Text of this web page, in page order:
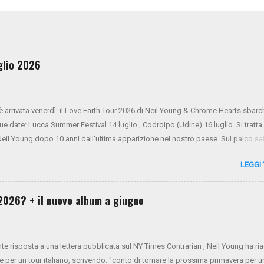
2026
arrivata venerdì: il Love Earth Tour 2026 di Neil Young & Chrome Hearts
date: Lucca Summer Festival 14 luglio , Codroipo (Udine) 16 luglio. Si tratta
Young dopo 10 anni dall'ultima apparizione nel nostro paese. Sul palco
LoGerfo (batteria) e Neil Young (voce, chitarra, piano). Da oggi i biglietti
. Mercoledì 26 e giovedì 27 verrà aperto il presale di Virgin Radio. Da
sarà aperta tramite Ticketone . Ecco il tour completo:
LEGGI
+ il nuovo album a giugno
risposta a una lettera pubblicata sul NY Times Contrarian , Neil Young ha
per un tour italiano, scrivendo: "conto di tornare la prossima primavera per